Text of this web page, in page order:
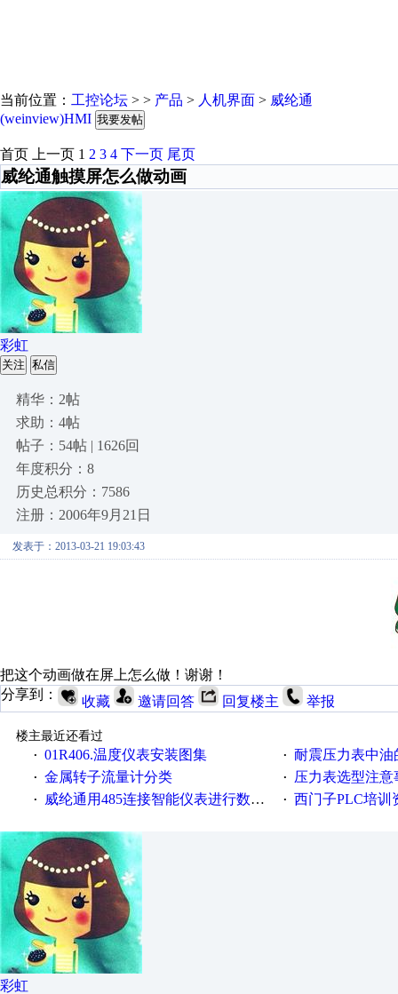
当前位置： 工控论坛 > > 产品 > 人机界面 > 威纶通
(weinview)HMI 我要发帖
首页 上一页 1 2 3 4 下一页 尾页
威纶通触摸屏怎么做动画
彩虹
关注 私信
精华：2帖
求助：4帖
帖子：54帖 | 1626回
年度积分：8
历史总积分：7586
注册：2006年9月21日
发表于：2013-03-21 19:03:43
把这个动画做在屏上怎么做！谢谢！
分享到：
收藏 邀请回答 回复楼主 举报
楼主最近还看过
· 01R406.温度仪表安装图​集 · 耐震压力表中油
· 金属转子流量计分类 · 压力表选型注意
· 威纶通用485连接智能仪表进行数据采集，地址不连续如何进行资料取样？ · 西门子PLC培训
彩虹